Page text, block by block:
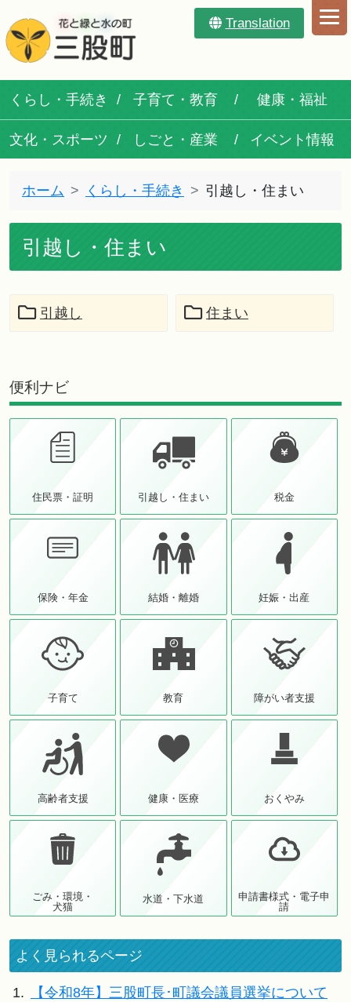
Translation
くらし・手続き 子育て・教育 健康・福祉
文化・スポーツ しごと・産業 イベント情報
ホーム くらし・手続き 引越し・住まい
引越し・住まい
引越し 住まい
便利ナビ
住民票・証明 引越し・住まい 税金
保険・年金 結婚・離婚 妊娠・出産
子育て 教育 障がい者支援
高齢者支援 健康・医療 おくやみ
ごみ・環境・
犬猫
水道・下水道
申請書様式・電子申
請
よく見られるページ
1.
【令和8年】三股町長･町議会議員選挙について